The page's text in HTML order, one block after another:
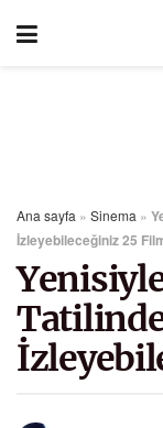
Ana sayfa » Sinema »
İzleyebileceğiniz 25